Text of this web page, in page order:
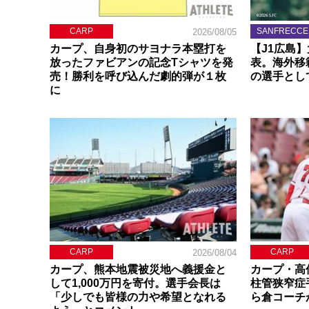
CARP 2026/08/05
カープ、自身初のサヨナラ本塁打を
放ったファビアンの記念Tシャツを発
売！勝利を呼び込んだ劇的弾が１枚
に
SANFRECCE
【J1広島
表。海外移
の選手とし
CARP 2026/08/04
カープ、熊本地震被災地へ義援金と
して1,000万円を寄付。選手会長は
「少しでも皆様の力や希望となれる
CARP
カープ・
柱管狭窄症
ら倉コーチ